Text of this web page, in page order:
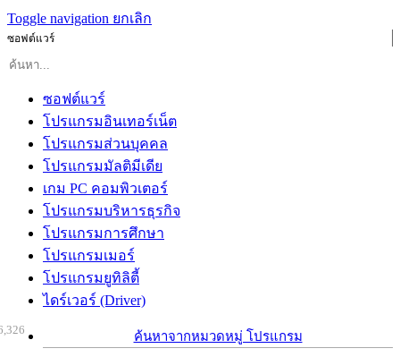
Toggle navigation ยกเลิก
ซอฟต์แวร์
ซอฟต์แวร์
โปรแกรมอินเทอร์เน็ต
โปรแกรมส่วนบุคคล
โปรแกรมมัลติมีเดีย
เกม PC คอมพิวเตอร์
โปรแกรมบริหารธุรกิจ
โปรแกรมการศึกษา
โปรแกรมเมอร์
โปรแกรมยูทิลิตี้
ไดร์เวอร์ (Driver)
ค้นหาจากหมวดหมู่ โปรแกรม